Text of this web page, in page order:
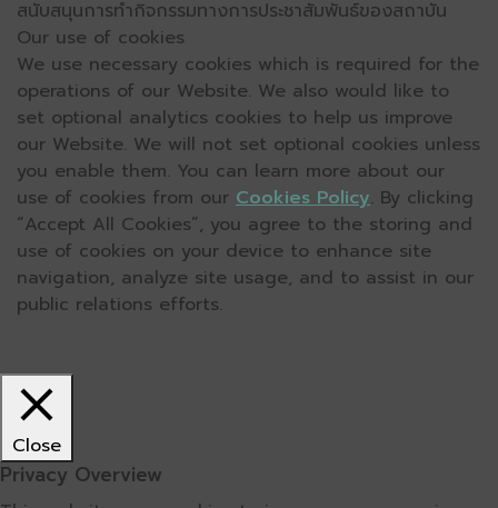
สนับสนุนการทำกิจกรรมทางการประชาสัมพันธ์ของสถาบัน
Our use of cookies
We use necessary cookies which is required for the
operations of our Website. We also would like to
set optional analytics cookies to help us improve
our Website. We will not set optional cookies unless
you enable them. You can learn more about our
use of cookies from our Cookies Policy. By clicking
“Accept All Cookies”, you agree to the storing and
use of cookies on your device to enhance site
navigation, analyze site usage, and to assist in our
public relations efforts.
Close
Privacy Overview